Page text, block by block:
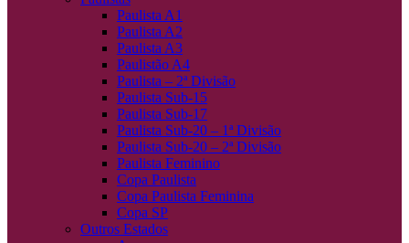
Paulista A1
Paulista A2
Paulista A3
Paulistão A4
Paulista – 2ª Divisão
Paulista Sub-15
Paulista Sub-17
Paulista Sub-20 – 1ª Divisão
Paulista Sub-20 – 2ª Divisão
Paulista Feminino
Copa Paulista
Copa Paulista Feminina
Copa SP
Outros Estados